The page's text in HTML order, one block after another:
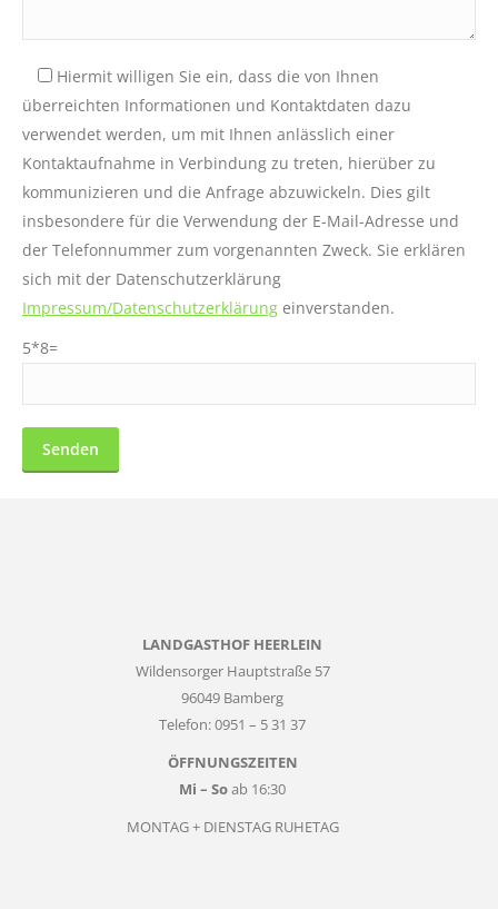
Hiermit willigen Sie ein, dass die von Ihnen
überreichten Informationen und Kontaktdaten dazu
verwendet werden, um mit Ihnen anlässlich einer
Kontaktaufnahme in Verbindung zu treten, hierüber zu
kommunizieren und die Anfrage abzuwickeln. Dies gilt
insbesondere für die Verwendung der E-Mail-Adresse und
der Telefonnummer zum vorgenannten Zweck. Sie erklären
sich mit der Datenschutzerklärung
Impressum/Datenschutzerklärung einverstanden.
5*8=
LANDGASTHOF HEERLEIN
Wildensorger Hauptstraße 57
96049 Bamberg
Telefon: 0951 – 5 31 37
ÖFFNUNGSZEITEN
Mi – Soab 16:30
MONTAG + DIENSTAG RUHETAG